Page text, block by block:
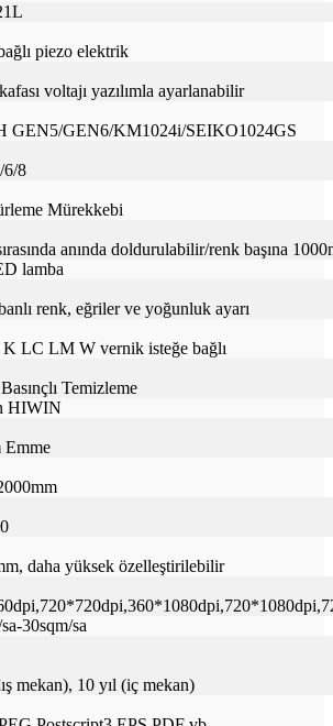
piezo elektrik
kafası voltajı yazılımla ayarlanabilir
GEN5/GEN6/KM1024i/SEIKO1024GS
6/8
Mürekkebi
anında doldurulabilir/renk başına
lamba
renk, eğriler ve yoğunluk ayarı
LC LM W vernik isteğe bağlı
Temizleme
HIWIN
Emme
daha yüksek özelleştirilebilir
30sqm/sa
mekan), 10 yıl (iç mekan)